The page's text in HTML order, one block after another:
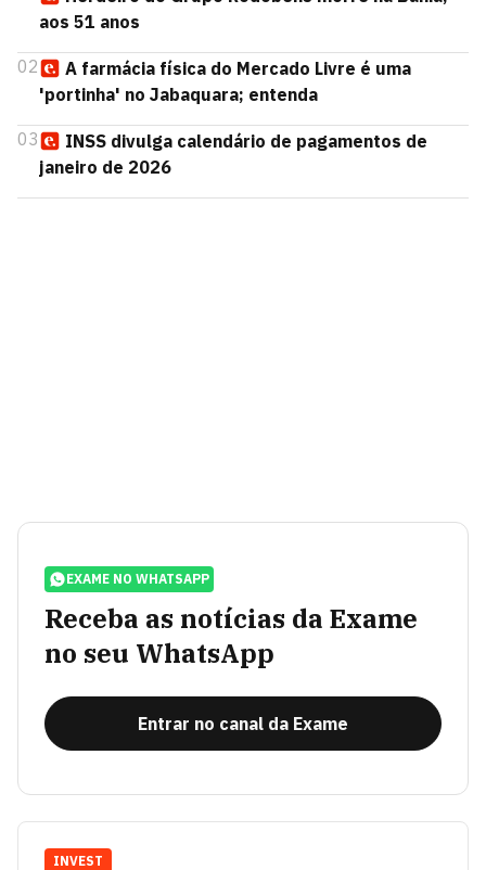
aos 51 anos
02
A farmácia física do Mercado Livre é uma
'portinha' no Jabaquara; entenda
03
INSS divulga calendário de pagamentos de
janeiro de 2026
EXAME NO WHATSAPP
Receba as notícias da Exame
no seu WhatsApp
Entrar no canal da Exame
INVEST